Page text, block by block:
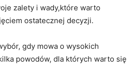
zalety i wady,które warto
ostatecznej decyzji.
gdy ‍mowa o wysokich
powodów, dla których warto się